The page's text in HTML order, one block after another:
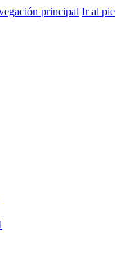
principal Ir al pie